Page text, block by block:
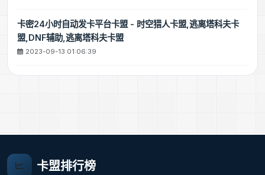
卡密24小时自动发卡平台卡盟 - 时空猎人卡盟,逃离塔科夫卡
盟,DNF辅助,逃离塔科夫卡盟
2023-09-13 01:06:39
卡盟排行榜